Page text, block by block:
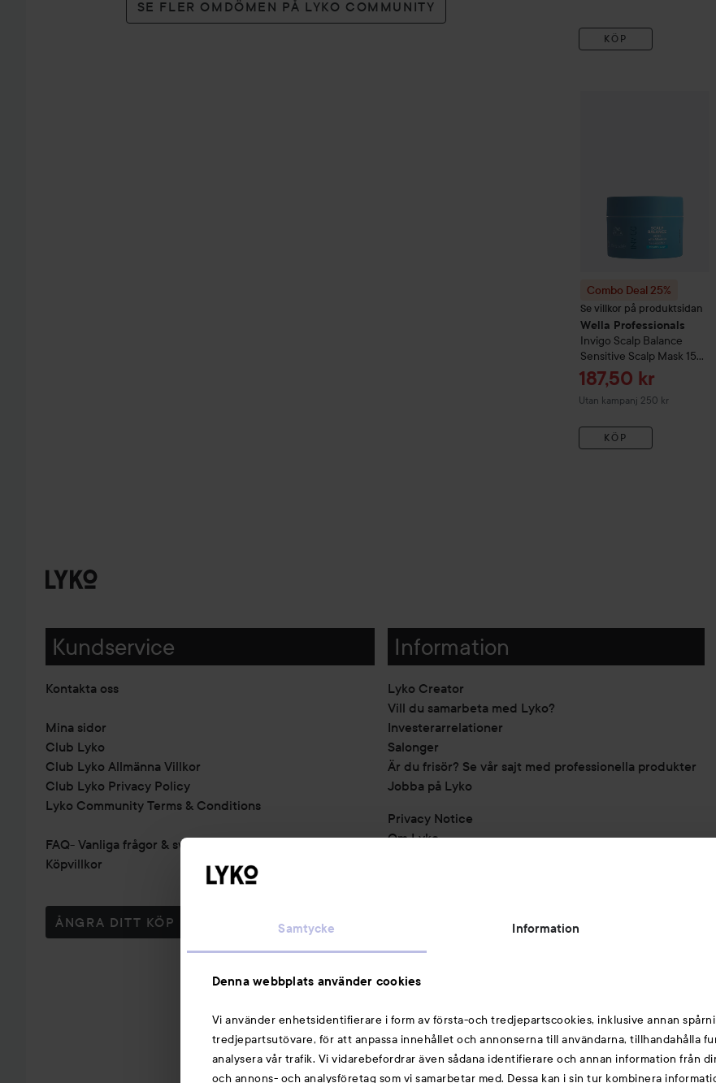
Samtycke Information
Denna webbplats använder cookies
Vi använder enhetsidentifierare i form av första-och tredjepartscookies, inklusive annan
tredjepartsutövare, för att anpassa innehållet och annonserna till användarna, tillhandahålla
analysera vår trafik. Vi vidarebefordrar även sådana identifierare och annan information från
och annons- och analysföretag som vi samarbetar med. Dessa kan i sin tur kombinera
SE FLER OMDÖMEN PÅ LYKO COMMUNITY
KÖP
Combo Deal 25%
Se villkor på produktsidan
Wella Professionals
Invigo Scalp Balance
Sensitive Scalp Mask 150
ml
Reapris
187,50 kr
Utan kampanj 250 kr
KÖP
Kundservice
Kontakta oss
Mina sidor
Club Lyko
Club Lyko Allmänna Villkor
Club Lyko Privacy Policy
Lyko Community Terms & Conditions
FAQ- Vanliga frågor & svar
Köpvillkor
ÅNGRA DITT KÖP
Information
Lyko Creator
Vill du samarbeta med Lyko?
Investerarrelationer
Salonger
Är du frisör? Se vår sajt med professionella produkter
Jobba på Lyko
Privacy Notice
Om Lyko
Michael Edwards Fragrances of the World
Cookie Consent
Partners
Du kanske också gillar